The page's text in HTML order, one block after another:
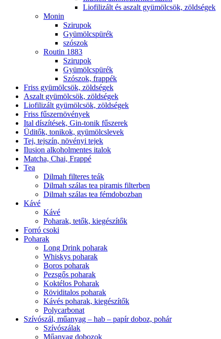
Liofilizált és aszalt gyümölcsök, zöldségek
Monin
Szirupok
Gyümölcspürék
szószok
Routin 1883
Szirupok
Gyümölcspürék
Szószok, frappék
Friss gyümölcsök, zöldségek
Aszalt gyümölcsök, zöldségek
Liofilizált gyümölcsök, zöldségek
Friss fűszernövények
Ital díszítések, Gin-tonik fűszerek
Üditők, tonikok, gyümölcslevek
Tej, tejszín, növényi tejek
Ilusion alkoholmentes italok
Matcha, Chai, Frappé
Tea
Dilmah filteres teák
Dilmah szálas tea piramis filterben
Dilmah szálas tea fémdobozban
Kávé
Kávé
Poharak, tetők, kiegészítők
Forró csoki
Poharak
Long Drink poharak
Whiskys poharak
Boros poharak
Pezsgős poharak
Koktélos Poharak
Röviditalos poharak
Kávés poharak, kiegészítők
Polycarbonat
Szívószál, műanyag – hab – papír doboz, pohár
Szívószálak
Műanyag dobozok